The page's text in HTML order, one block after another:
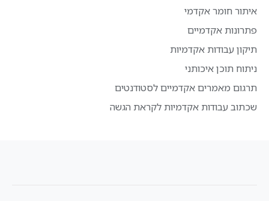
איתור חומר אקדמי
פתרונות אקדמיים
תיקון עבודות אקדמיות
ניתוח תוכן איכותני
תרגום מאמרים אקדמיים לסטודנטים
שכתוב עבודות אקדמיות לקראת הגשה